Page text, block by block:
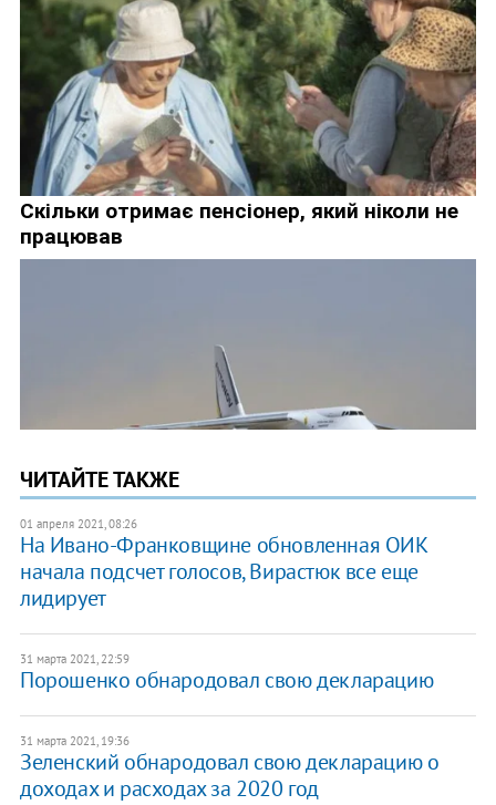
ЧИТАЙТЕ ТАКЖЕ
01 апреля 2021, 08:26
На Ивано-Франковщине обновленная ОИК
начала подсчет голосов, Вирастюк все еще
лидирует
31 марта 2021, 22:59
Порошенко обнародовал свою декларацию
31 марта 2021, 19:36
Зеленский обнародовал свою декларацию о
доходах и расходах за 2020 год